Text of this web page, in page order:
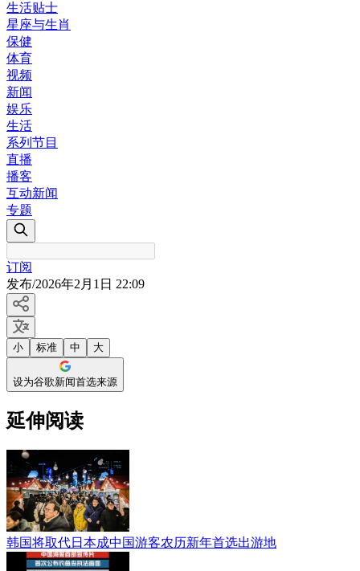
生活贴士
星座与生肖
保健
体育
视频
新闻
娱乐
生活
系列节目
直播
播客
互动新闻
专题
订阅
发布/2026年2月1日 22:09
小 标准 中 大
设为谷歌新闻首选来源
延伸阅读
韩国将取代日本成中国游客农历新年首选出游地